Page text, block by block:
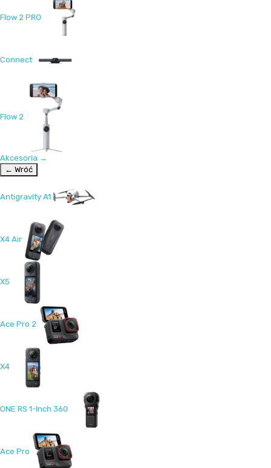
Flow 2 PRO
Connect
Flow 2
Akcesoria →
← Wróć
Antigravity A1
X4 Air
X5
Ace Pro 2
X4
ONE RS 1-Inch 360
Ace Pro